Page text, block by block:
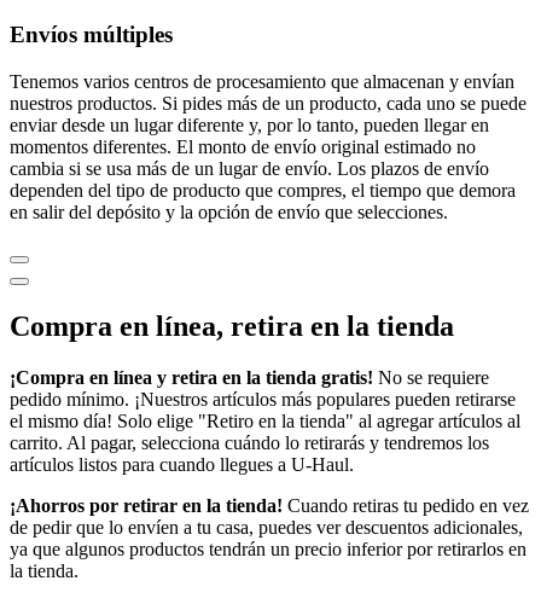
Envíos múltiples
Tenemos varios centros de procesamiento que almacenan y envían
nuestros productos. Si pides más de un producto, cada uno se puede
enviar desde un lugar diferente y, por lo tanto, pueden llegar en
momentos diferentes. El monto de envío original estimado no
cambia si se usa más de un lugar de envío. Los plazos de envío
dependen del tipo de producto que compres, el tiempo que demora
en salir del depósito y la opción de envío que selecciones.
Compra en línea, retira en la tienda
¡Compra en línea y retira en la tienda gratis! No se requiere
pedido mínimo. ¡Nuestros artículos más populares pueden retirarse
el mismo día! Solo elige "Retiro en la tienda" al agregar artículos al
carrito. Al pagar, selecciona cuándo lo retirarás y tendremos los
artículos listos para cuando llegues a U-Haul.
¡Ahorros por retirar en la tienda! Cuando retiras tu pedido en vez
de pedir que lo envíen a tu casa, puedes ver descuentos adicionales,
ya que algunos productos tendrán un precio inferior por retirarlos en
la tienda.